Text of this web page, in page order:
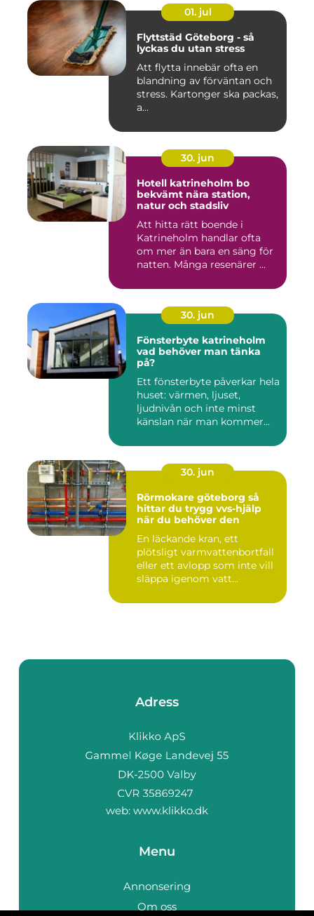
01. jul
Flyttstäd Göteborg - så
lyckas du utan stress
Att flytta innebär ofta en
blandning av förväntan och
stress. Kartonger ska packas,
a...
30. jun
Hotell katrineholm bo
bekvämt nära station,
natur och stadsliv
Att hitta rätt boende i
Katrineholm handlar ofta
om mer än bara en säng för
natten. Många resenärer ...
30. jun
Fönsterbyte katrineholm
vad behöver man tänka
på?
Ett fönsterbyte påverkar hela
huset: värmen, ljuset,
ljudnivån och inte minst
känslan när man kommer...
30. jun
Rörmokare göteborg så
hittar du trygg vvs-hjälp
när du behöver den
En läckande kran, ett
plötsligt varmvattenbortfall
eller ett avlopp som inte vill
släppa igenom vatt...
Adress
web: www.klikko.dk
Menu
Annonsering
Om oss